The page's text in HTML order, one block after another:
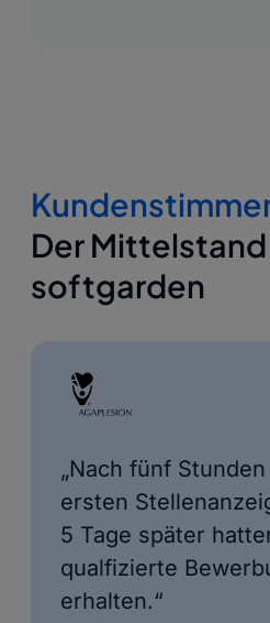
Der
softgarden
„Nach fünf
ersten
5 Tage später
qualfizierte
erhalten.“